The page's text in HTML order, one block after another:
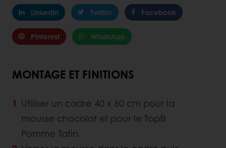
LinkedIn Twitter Facebook
Pinterest WhatsApp
MONTAGE ET FINITIONS
Utiliser un cadre 40 x 60 cm pour la
mousse chocolat et pour le Topfil
Pomme Tatin.